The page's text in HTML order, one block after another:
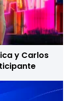
y Carlos